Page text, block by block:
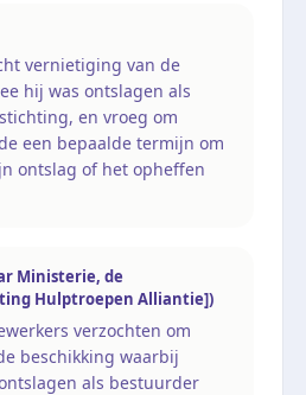
vernietiging van de
hij was ontslagen als
en vroeg om
een bepaalde termijn om
ontslag of het opheffen
Ministerie, de
Hulptroepen Alliantie])
verzochten om
beschikking waarbij
als bestuurder